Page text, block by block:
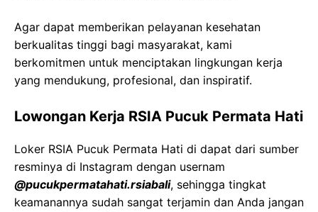
Agar dapat memberikan pelayanan kesehatan
berkualitas tinggi bagi masyarakat, kami
berkomitmen untuk menciptakan lingkungan kerja
yang mendukung, profesional, dan inspiratif.
Lowongan Kerja RSIA Pucuk Permata Hati
Loker RSIA Pucuk Permata Hati di dapat dari sumber
resminya di Instagram dengan usernam
@pucukpermatahati.rsiabali, sehingga tingkat
keamanannya sudah sangat terjamin dan Anda jangan